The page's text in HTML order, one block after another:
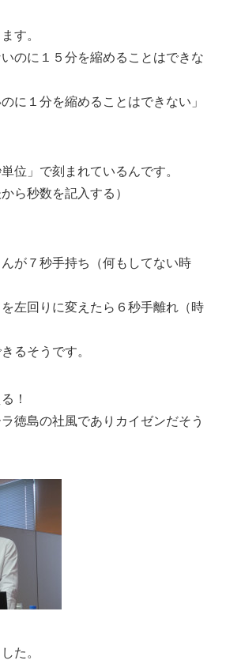
す。
いのに１５分を縮めることはできな
に１分を縮めることはできない」
位」で刻まれているんです。
ら秒数を記入する）
んが７秒手持ち（何もしてない時
を左回りに変えたら６秒手離れ（時
るそうです。
！
徳島の社風でありカイゼンだそう
た。